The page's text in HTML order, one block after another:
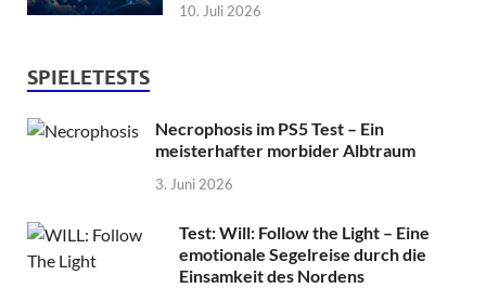
10. Juli 2026
SPIELETESTS
Necrophosis im PS5 Test – Ein
meisterhafter morbider Albtraum
3. Juni 2026
Test: Will: Follow the Light – Eine
emotionale Segelreise durch die
Einsamkeit des Nordens